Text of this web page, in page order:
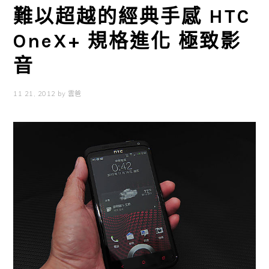
難以超越的經典手感 HTC
OneX+ 規格進化 極致影
音
11 21, 2012 by 雲爸